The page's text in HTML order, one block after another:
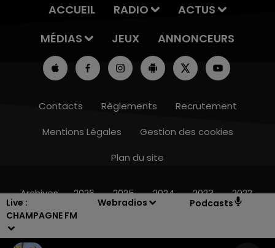
Live :
CHAMPAGNE FM
Webradios Podcasts
ACCUEIL RADIO
ACTUS
MÉDIAS
JEUX ANNONCEURS
Contacts Règlements
Recrutement
Mentions Légales
Gestion des cookies
Plan du site
Archives 2026 2025 2024 2023 2022